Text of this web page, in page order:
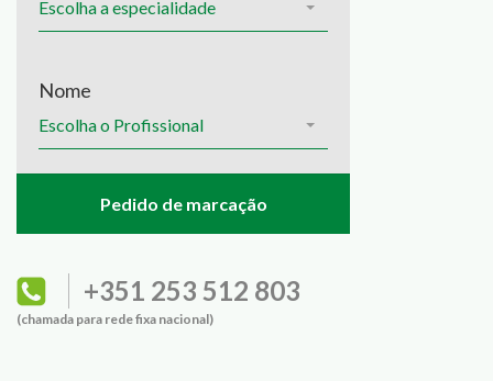
Escolha a especialidade
Nome
Escolha o Profissional
+351 253 512 803
(chamada para rede fixa nacional)